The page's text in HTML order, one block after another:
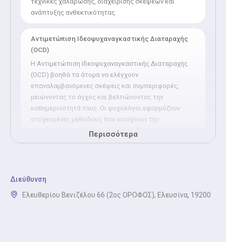
Διεύθυνση
Ελευθερίου Βενιζέλου 66 (2ος ΟΡΟΦΟΣ), Ελευσίνα, 19200
ανάπτυξης ανθεκτικότητας.
Αντιμετώπιση Ιδεοψυχαναγκαστικής Διαταραχής
(OCD)
Η Αντιμετώπιση Ιδεοψυχαναγκαστικής Διαταραχής
(OCD) βοηθά τα άτομα να ελέγχουν
επαναλαμβανόμενες σκέψεις και συμπεριφορές,
μειώνοντας το άγχος και βελτιώνοντας την
καθημερινότητά τους. Οι ψυχολόγοι εφαρμόζουν
στοχευμένες μεθόδους που ενισχύουν την
αυτοδιαχείριση και την ψυχική ευεξία.
Η Αντιμετώπιση Βουλιμίας και Νευρικής Ανορεξίας
σε βοηθά να αναπτύσεις υγιείς διατροφικές
Περισσότερα